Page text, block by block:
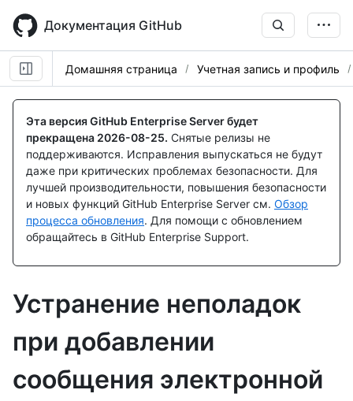
main
content
Документация GitHub
Домашняя страница Учетная запись и профиль
Эта версия GitHub Enterprise Server будет
прекращена 2026-08-25. Снятые релизы не
поддерживаются. Исправления выпускаться не будут
даже при критических проблемах безопасности. Для
лучшей производительности, повышения безопасности
и новых функций GitHub Enterprise Server см. Обзор
процесса обновления. Для помощи с обновлением
обращайтесь в GitHub Enterprise Support.
Устранение неполадок
при добавлении
сообщения электронной